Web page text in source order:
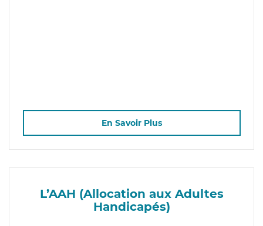
En Savoir Plus
L’AAH (Allocation aux Adultes
Handicapés)